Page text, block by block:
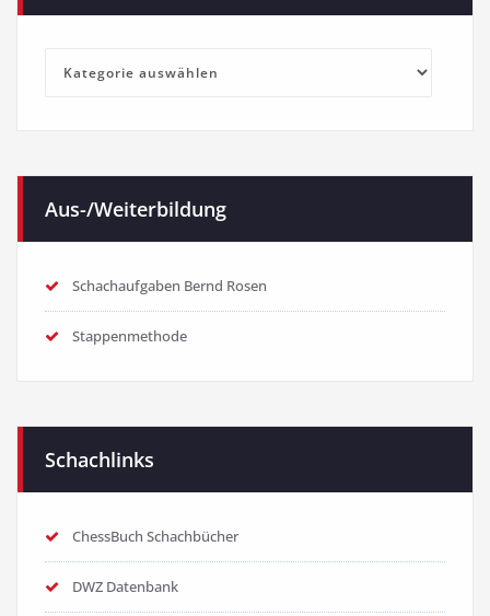
Kategorien
Aus-/Weiterbildung
Schachaufgaben Bernd Rosen
Stappenmethode
Schachlinks
ChessBuch Schachbücher
DWZ Datenbank